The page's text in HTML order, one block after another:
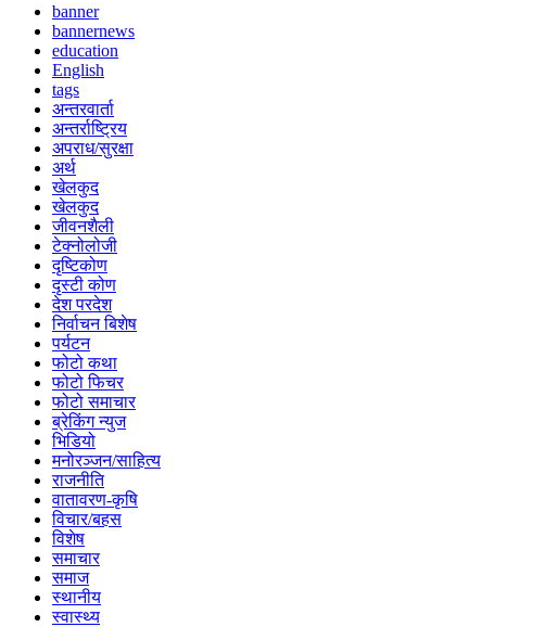
banner
bannernews
education
English
tags
अन्तरवार्ता
अन्तर्राष्ट्रिय
अपराध/सुरक्षा
अर्थ
खेलकुद
खेलकुद
जीवनशैली
टेक्नोलोजी
दृष्टिकोण
दृस्टी कोण
देश परदेश
निर्वाचन बिशेष
पर्यटन
फोटो कथा
फोटो फिचर
फोटो समाचार
ब्रेकिंग न्युज
भिडियो
मनोरञ्जन/साहित्य
राजनीति
वातावरण-कृषि
विचार/बहस
विशेष
समाचार
समाज
स्थानीय
स्वास्थ्य